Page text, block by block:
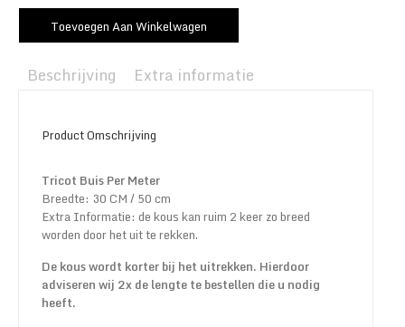
Toevoegen Aan Winkelwagen
Beschrijving Extra informatie
Product Omschrijving
Tricot Buis Per Meter
Breedte: 30 CM / 50 cm
Extra Informatie: de kous kan ruim 2 keer zo breed
worden door het uit te rekken.
De kous wordt korter bij het uitrekken. Hierdoor
adviseren wij 2x de lengte te bestellen die u nodig
heeft.